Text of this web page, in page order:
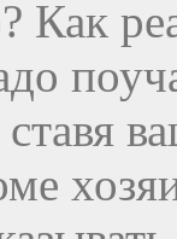
Как